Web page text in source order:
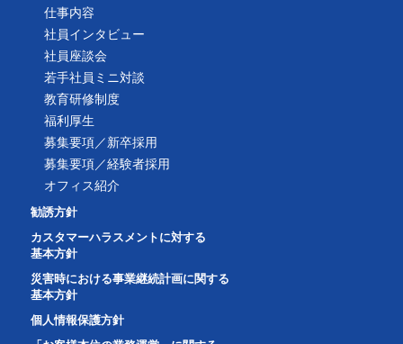
仕事内容
社員インタビュー
社員座談会
若手社員ミニ対談
教育研修制度
福利厚生
募集要項／新卒採用
募集要項／経験者採用
オフィス紹介
勧誘方針
カスタマーハラスメントに対する
基本方針
災害時における事業継続計画に関する
基本方針
個人情報保護方針